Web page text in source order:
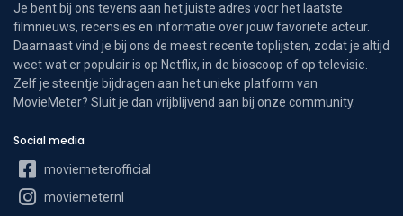
Je bent bij ons tevens aan het juiste adres voor het laatste
filmnieuws, recensies en informatie over jouw favoriete acteur.
Daarnaast vind je bij ons de meest recente toplijsten, zodat je altijd
weet wat er populair is op Netflix, in de bioscoop of op televisie.
Zelf je steentje bijdragen aan het unieke platform van
MovieMeter? Sluit je dan vrijblijvend aan bij onze community.
Social media
moviemeterofficial
moviemeternl